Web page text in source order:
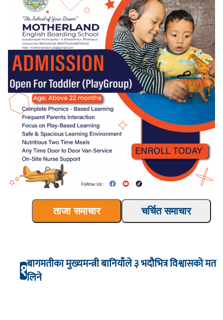
ताजा समाचार चर्चित समाचार
१बागमतीका मुख्यमन्त्री बानियाँले ३ भदौभित्र विश्वासको मत
लिने